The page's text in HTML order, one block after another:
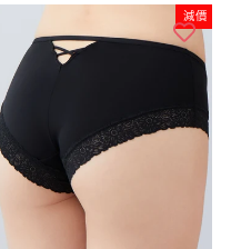
格
格
減價